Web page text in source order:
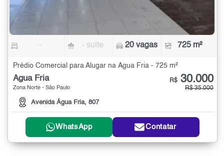
- - suíte 20 vagas 725 m²
Prédio Comercial para Alugar na Água Fria - 725 m²
Água Fria
Zona Norte - São Paulo
Avenida Água Fria, 807
R$ 30.000
R$ 35.000
WhatsApp Contatar